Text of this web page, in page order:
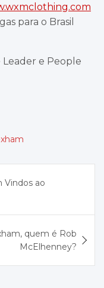
para o Brasil
e People
Vindos ao
quem é Rob
McElhenney?